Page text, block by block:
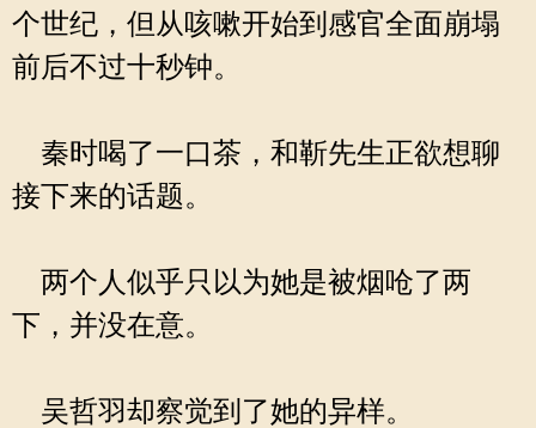
个世纪，但从咳嗽开始到感官全面崩塌
前后不过十秒钟。
秦时喝了一口茶，和靳先生正欲想聊
接下来的话题。
两个人似乎只以为她是被烟呛了两
下，并没在意。
吴哲羽却察觉到了她的异样。